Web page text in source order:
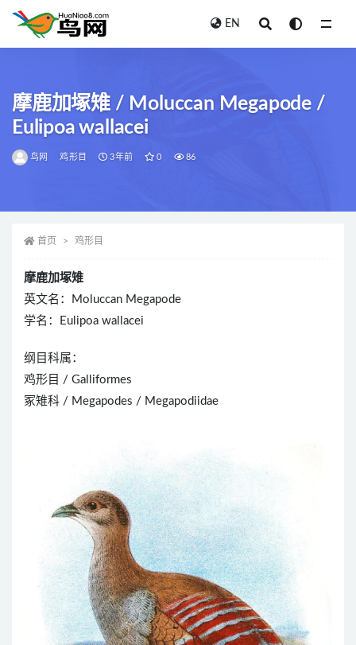
EN
摩鹿加塚雉 / Moluccan Megapode /
Eulipoa wallacei
鸟网 鸡形目 3年前 0 86
首页 鸡形目
摩鹿加塚雉
英文名：Moluccan Megapode
学名：Eulipoa wallacei
纲目科属：
鸡形目 / Galliformes
冢雉科 / Megapodes / Megapodiidae